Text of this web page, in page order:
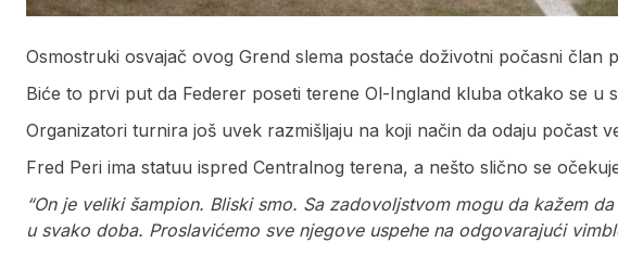
Osmostruki osvajač ovog Grend slema postaće doživotni počasni član
Biće to prvi put da Federer poseti terene Ol-Ingland kluba otkako se u
Organizatori turnira još uvek razmišljaju na koji način da odaju počast
Fred Peri ima statuu ispred Centralnog terena, a nešto slično se
“On je veliki šampion. Bliski smo. Sa zadovoljstvom mogu da kažem
u svako doba. Proslavićemo sve njegove uspehe na odgovarajući